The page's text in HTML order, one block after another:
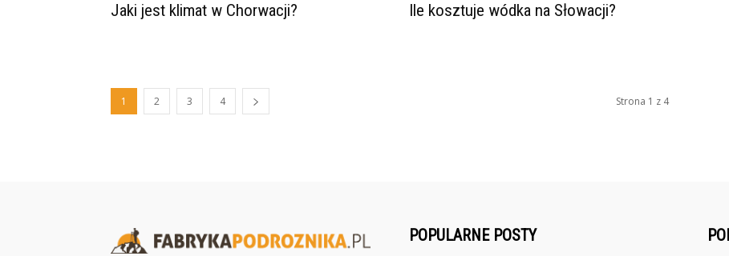
Jaki jest klimat w Chorwacji? Ile kosztuje wódka na Słowacji?
1 2 3 4 Strona 1 z 4
POPULARNE POSTY